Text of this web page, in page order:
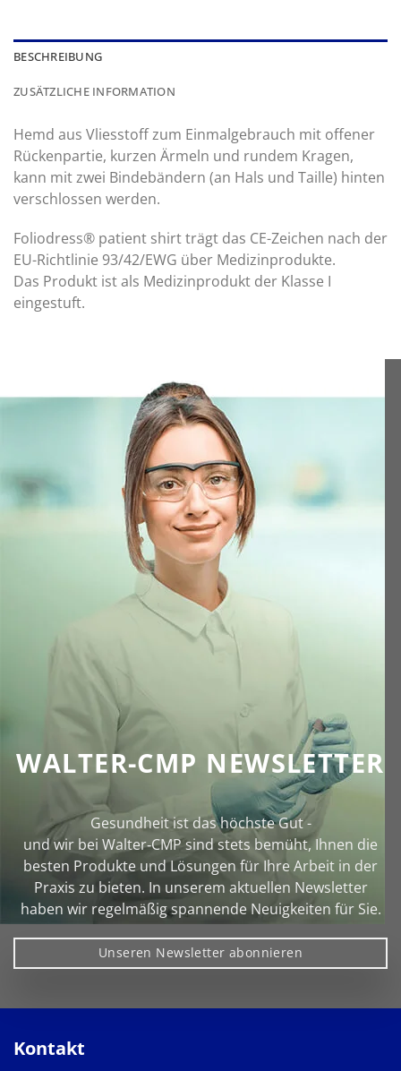
BESCHREIBUNG
ZUSÄTZLICHE INFORMATION
Hemd aus Vliesstoff zum Einmalgebrauch mit offener
Rückenpartie, kurzen Ärmeln und rundem Kragen,
kann mit zwei Bindebändern (an Hals und Taille) hinten
verschlossen werden.
Foliodress® patient shirt trägt das CE-Zeichen nach der
EU-Richtlinie 93/42/EWG über Medizinprodukte.
Das Produkt ist als Medizinprodukt der Klasse I
eingestuft.
WALTER-CMP NEWSLETTER
Gesundheit ist das höchste Gut -
und wir bei Walter‑CMP sind stets bemüht, Ihnen die
besten Produkte und Lösungen für Ihre Arbeit in der
Praxis zu bieten. In unserem aktuellen Newsletter
haben wir regelmäßig spannende Neuigkeiten für Sie.
Unseren Newsletter abonnieren
Kontakt